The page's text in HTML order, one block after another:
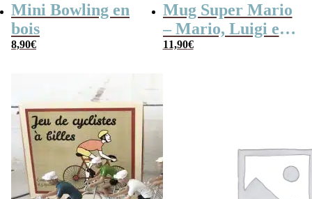
Mini Bowling en
bois
8,90€
Mug Super Mario
– Mario, Luigi et
Boo
11,90€